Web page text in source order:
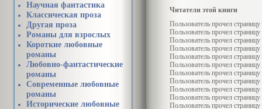
Научная фантастика
Классическая проза
Другая проза
Романы для взрослых
Короткие любовные
романы
Любовно-фантастические
романы
Современные любовные
романы
Исторические любовные
Читатели этой книги
Пользователь прочел страницу
Пользователь прочел страницу
Пользователь прочел страницу
Пользователь прочел страницу
Пользователь прочел страницу
Пользователь прочел страницу
Пользователь прочел страницу
Пользователь прочел страницу
Пользователь прочел страницу
Пользователь прочел страницу
Пользователь прочел страницу